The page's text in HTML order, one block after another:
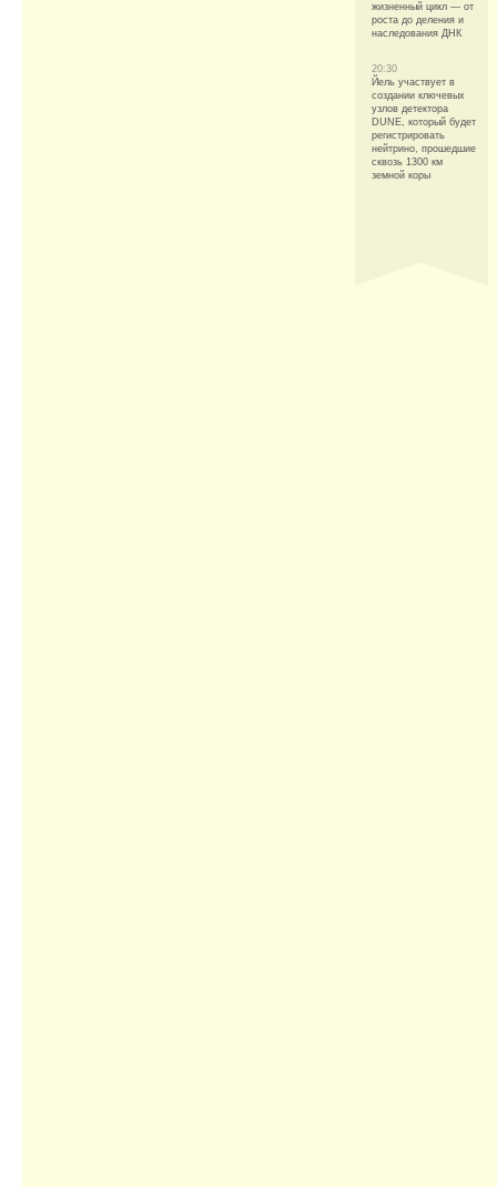
жизненный цикл — от
роста до деления и
наследования ДНК
20:30
Йель участвует в
создании ключевых
узлов детектора
DUNE, который будет
регистрировать
нейтрино, прошедшие
сквозь 1300 км
земной коры